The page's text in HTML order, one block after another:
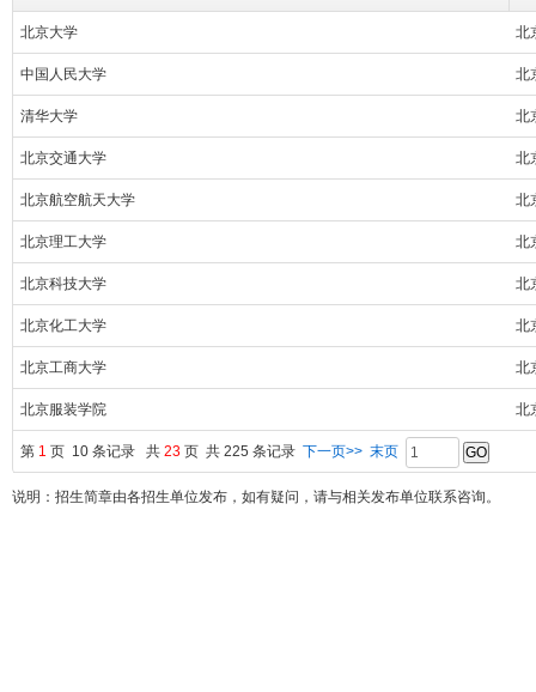
北京大学 北
中国人民大学 北
清华大学 北
北京交通大学 北
北京航空航天大学 北
北京理工大学 北
北京科技大学 北
北京化工大学 北
北京工商大学 北
北京服装学院 北
第 1 页 10 条记录 共 23 页 共 225 条记录 下一页>> 末页
说明：招生简章由各招生单位发布，如有疑问，请与相关发布单位联系咨询。